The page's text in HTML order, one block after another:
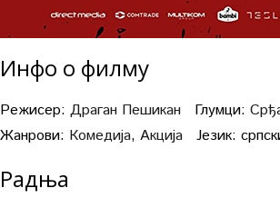
Инфо о филму
Режисер: Драган Пешикан Глумци:
Жанрови: Комедија, Акција Језик:
Радња